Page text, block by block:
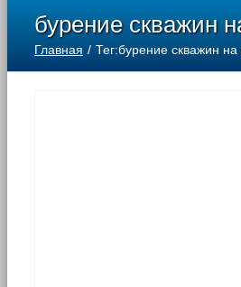
бурение скважин
Главная Тег:бурение скважин